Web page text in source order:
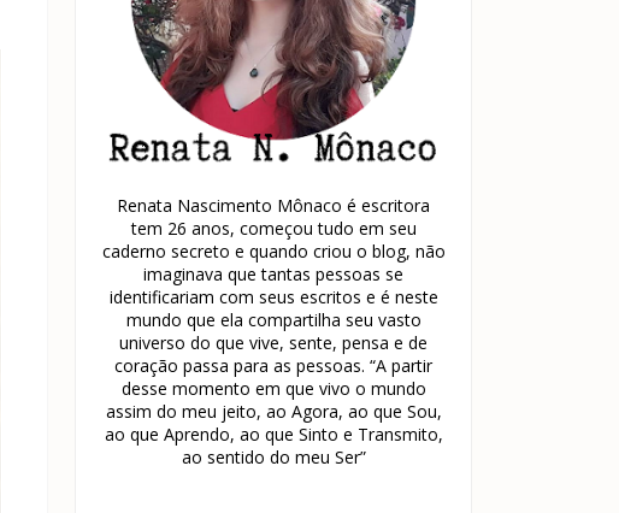
Renata Nascimento Mônaco é escritora
tem 26 anos, começou tudo em seu
caderno secreto e quando criou o blog, não
imaginava que tantas pessoas se
identificariam com seus escritos e é neste
mundo que ela compartilha seu vasto
universo do que vive, sente, pensa e de
coração passa para as pessoas. “A partir
desse momento em que vivo o mundo
assim do meu jeito, ao Agora, ao que Sou,
ao que Aprendo, ao que Sinto e Transmito,
ao sentido do meu Ser”